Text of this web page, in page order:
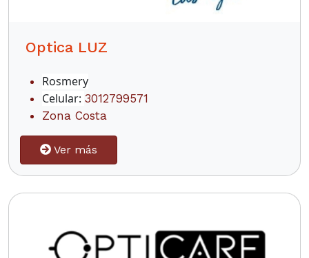
Optica LUZ
Rosmery
Celular: 3012799571
Zona Costa
Ver más